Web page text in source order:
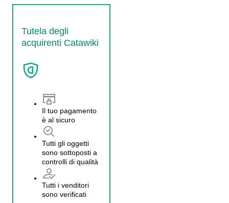
Tutela degli
acquirenti Catawiki
Il tuo pagamento
è al sicuro
Tutti gli oggetti
sono sottoposti a
controlli di qualità
Tutti i venditori
sono verificati